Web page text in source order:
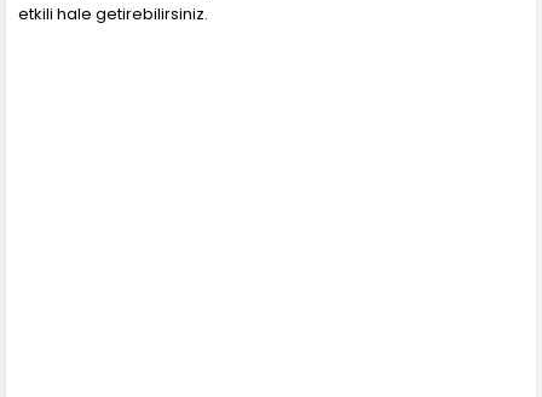
etkili hale getirebilirsiniz.